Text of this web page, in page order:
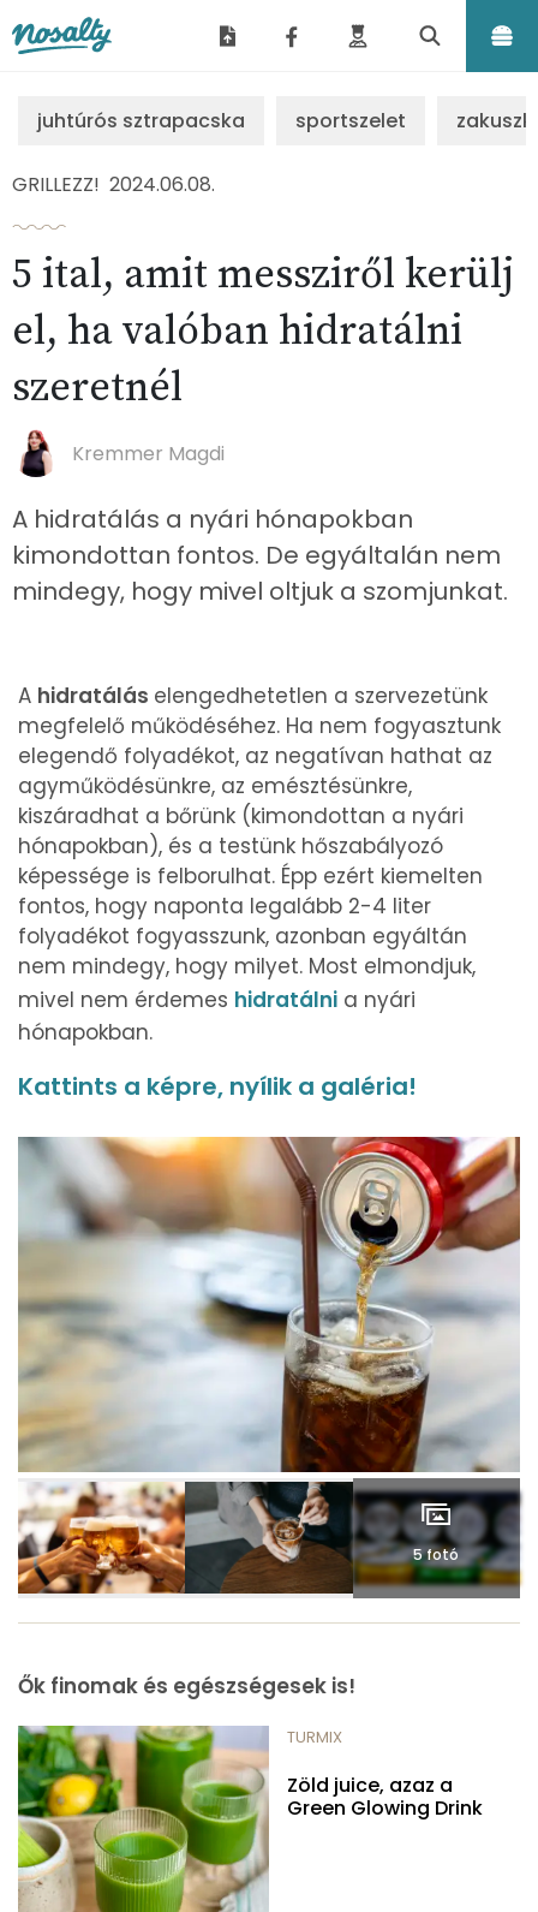
juhtúrós sztrapacska sportszelet
GRILLEZZ! 2024.06.08.
5 ital, amit messziről kerülj
el, ha valóban hidratálni
szeretnél
Kremmer Magdi
A hidratálás a nyári hónapokban
kimondottan fontos. De egyáltalán nem
mindegy, hogy mivel oltjuk a szomjunkat.
A hidratálás elengedhetetlen a szervezetünk
megfelelő működéséhez. Ha nem fogyasztunk
elegendő folyadékot, az negatívan hathat az
agyműködésünkre, az emésztésünkre,
kiszáradhat a bőrünk (kimondottan a nyári
hónapokban), és a testünk hőszabályozó
képessége is felborulhat. Épp ezért kiemelten
fontos, hogy naponta legalább 2-4 liter
folyadékot fogyasszunk, azonban egyáltán
nem mindegy, hogy milyet. Most elmondjuk,
mivel nem érdemes hidratálni a nyári
hónapokban.
Kattints a képre, nyílik a galéria!
5 fotó
Ők finomak és egészségesek is!
TURMIX
Zöld juice, azaz a
Green Glowing Drink